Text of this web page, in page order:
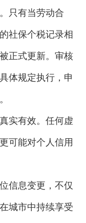
只有当劳动合
社保个税记录相
正式更新。审核
体规定执行，申
实有效。任何虚
可能对个人信用
信息变更，不仅
城市中持续享受